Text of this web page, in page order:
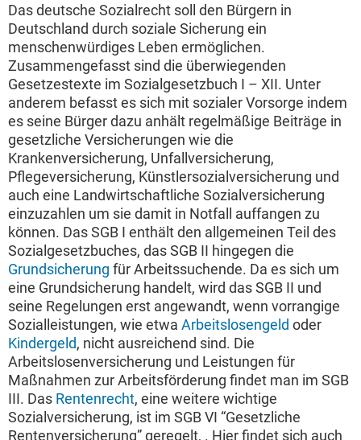
Das deutsche Sozialrecht soll den Bürgern in
Deutschland durch soziale Sicherung ein
menschenwürdiges Leben ermöglichen.
Zusammengefasst sind die überwiegenden
Gesetzestexte im Sozialgesetzbuch I – XII. Unter
anderem befasst es sich mit sozialer Vorsorge indem
es seine Bürger dazu anhält regelmäßige Beiträge in
gesetzliche Versicherungen wie die
Krankenversicherung, Unfallversicherung,
Pflegeversicherung, Künstlersozialversicherung und
auch eine Landwirtschaftliche Sozialversicherung
einzuzahlen um sie damit in Notfall auffangen zu
können. Das SGB I enthält den allgemeinen Teil des
Sozialgesetzbuches, das SGB II hingegen die
Grundsicherung für Arbeitssuchende. Da es sich um
eine Grundsicherung handelt, wird das SGB II und
seine Regelungen erst angewandt, wenn vorrangige
Sozialleistungen, wie etwa Arbeitslosengeld oder
Kindergeld, nicht ausreichend sind. Die
Arbeitslosenversicherung und Leistungen für
Maßnahmen zur Arbeitsförderung findet man im SGB
III. Das Rentenrecht, eine weitere wichtige
Sozialversicherung, ist im SGB VI “Gesetzliche
Rentenversicherung” geregelt, . Hier findet sich auch